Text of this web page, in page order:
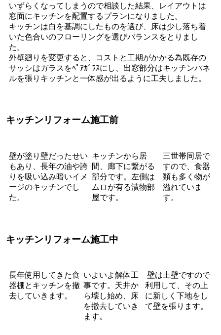
いずらくなってしまうので相談した結果、レイアウトは
窓面にキッチンを配置するプランになりました。
キッチンは白を基調にしたものを選び、床は少し落ち着
いた色合いのフローリングを選びバランスをとりまし
た。
外壁廻りを変更すると、コストと工期がかかる為既存の
サッシはガラスをﾍﾟｱｶﾞﾗｽにし、出窓部分はキッチンパネ
ルを張りキッチンと一体感が出るように工夫しました。
キッチンリフォーム施工前
壁が塗り壁だったせい
もあり、長年の油や誇
りを吸い込み暗いイメ
ージのキッチンでし
た。
キッチンから居
間、廊下に繋がる
部分です。左側は
ムロが有る漬物部
屋です。
三世帯同居で
すので、食器
類も多く物が
溢れていま
す。
キッチンリフォーム施工中
長年使用してきた食
器棚とキッチンを撤
去していきます。
いよいよ解体工
事です。天井か
ら壊し始め、床
を撤去していき
ます。
壁は土壁ですので
利用して、その上
に新しく下地をし
て壁を張ります。